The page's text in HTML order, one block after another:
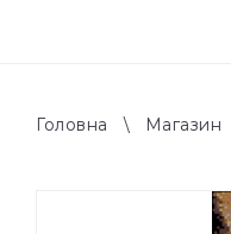
Головна \ Магазин